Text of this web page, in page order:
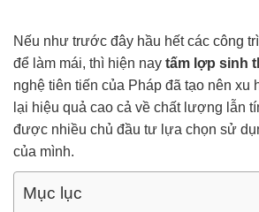
Nếu như trước đây hầu hết các công
để làm mái, thì hiện nay tấm lợp sinh
nghệ tiên tiến của Pháp đã tạo nên xu
lại hiệu quả cao cả về chất lượng lẫn
được nhiều chủ đầu tư lựa chọn sử
của mình.
Mục lục